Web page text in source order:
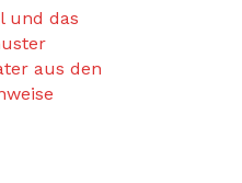
und das
aus den